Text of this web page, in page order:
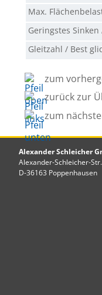
Max.
Geringstes
Gleitzahl / Best
zum
zurück zur
zum
Alexander Schleicher
Alexander-Schleicher-
D-36163 Poppenhausen